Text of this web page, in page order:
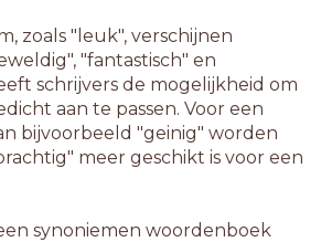
zoals "leuk", verschijnen
"fantastisch" en
schrijvers de mogelijkheid om
aan te passen. Voor een
bijvoorbeeld "geinig" worden
meer geschikt is voor een
synoniemen woordenboek